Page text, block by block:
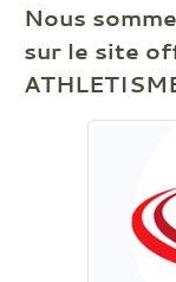
Nous
sur le site